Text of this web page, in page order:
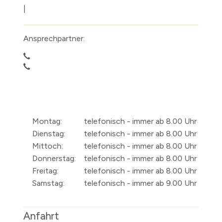
Ansprechpartner:
Montag:
telefonisch - immer ab 8.00 Uhr
Dienstag:
telefonisch - immer ab 8.00 Uhr
Mittoch:
telefonisch - immer ab 8.00 Uhr
Donnerstag:
telefonisch - immer ab 8.00 Uhr
Freitag:
telefonisch - immer ab 8.00 Uhr
Samstag:
telefonisch - immer ab 9.00 Uhr
Anfahrt